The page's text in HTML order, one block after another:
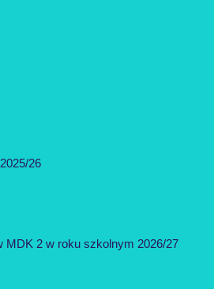
26
MDK 2 w roku szkolnym 2026/27